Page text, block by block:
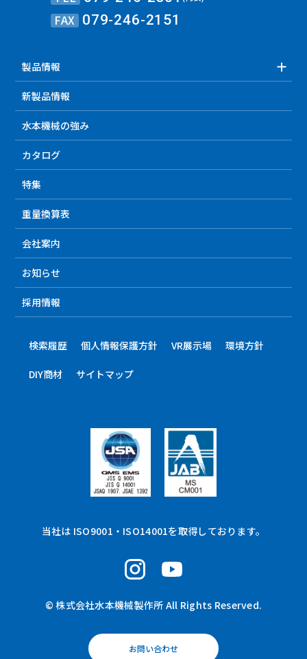
お問い合わせ
FAX 079-246-2151
製品情報
新製品情報
水本機械の強み
カタログ
特集
重量換算表
会社案内
お知らせ
採用情報
検索履歴 個人情報保護方針 VR展示場 環境方針
DIY商材 サイトマップ
当社は ISO9001・ISO14001を取得しております。
© 株式会社水本機械製作所 All Rights Reserved.